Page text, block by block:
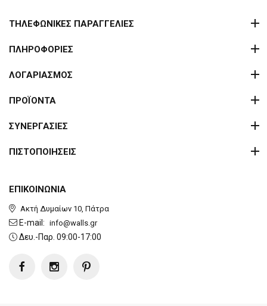
ΕΠΙΚΟΙΝΩΝΙΑ
Ακτή Δυμαίων 10, Πάτρα
E-mail: info@walls.gr
Δευ.-Παρ. 09:00-17:00
ΤΗΛΕΦΩΝΙΚΕΣ ΠΑΡΑΓΓΕΛΙΕΣ
ΠΛΗΡΟΦΟΡΙΕΣ
ΛΟΓΑΡΙΑΣΜΟΣ
ΠΡΟΪΟΝΤΑ
ΣΥΝΕΡΓΑΣΙΕΣ
ΠΙΣΤΟΠΟΙΗΣΕΙΣ